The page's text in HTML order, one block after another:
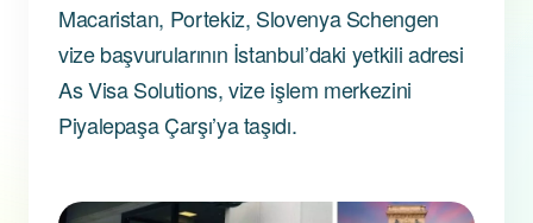
Macaristan, Portekiz, Slovenya Schengen
vize başvurularının İstanbul’daki yetkili adresi
As Visa Solutions, vize işlem merkezini
Piyalepaşa Çarşı’ya taşıdı.